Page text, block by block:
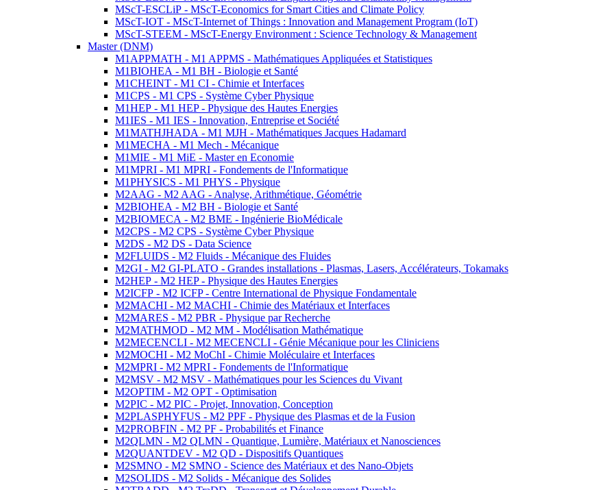
MScT-ESCLiP - MScT-Economics for Smart Cities and Climate Policy
MScT-IOT - MScT-Internet of Things : Innovation and Management Program (IoT)
MScT-STEEM - MScT-Energy Environment : Science Technology & Management
Master (DNM)
M1APPMATH - M1 APPMS - Mathématiques Appliquées et Statistiques
M1BIOHEA - M1 BH - Biologie et Santé
M1CHEINT - M1 CI - Chimie et Interfaces
M1CPS - M1 CPS - Système Cyber Physique
M1HEP - M1 HEP - Physique des Hautes Energies
M1IES - M1 IES - Innovation, Entreprise et Société
M1MATHJHADA - M1 MJH - Mathématiques Jacques Hadamard
M1MECHA - M1 Mech - Mécanique
M1MIE - M1 MiE - Master en Economie
M1MPRI - M1 MPRI - Fondements de l'Informatique
M1PHYSICS - M1 PHYS - Physique
M2AAG - M2 AAG - Analyse, Arithmétique, Géométrie
M2BIOHEA - M2 BH - Biologie et Santé
M2BIOMECA - M2 BME - Ingénierie BioMédicale
M2CPS - M2 CPS - Système Cyber Physique
M2DS - M2 DS - Data Science
M2FLUIDS - M2 Fluids - Mécanique des Fluides
M2GI - M2 GI-PLATO - Grandes installations - Plasmas, Lasers, Accélérateurs, Tokamaks
M2HEP - M2 HEP - Physique des Hautes Energies
M2ICFP - M2 ICFP - Centre International de Physique Fondamentale
M2MACHI - M2 MACHI - Chimie des Matériaux et Interfaces
M2MARES - M2 PBR - Physique par Recherche
M2MATHMOD - M2 MM - Modélisation Mathématique
M2MECENCLI - M2 MECENCLI - Génie Mécanique pour les Cliniciens
M2MOCHI - M2 MoChI - Chimie Moléculaire et Interfaces
M2MPRI - M2 MPRI - Fondements de l'Informatique
M2MSV - M2 MSV - Mathématiques pour les Sciences du Vivant
M2OPTIM - M2 OPT - Optimisation
M2PIC - M2 PIC - Projet, Innovation, Conception
M2PLASPHYFUS - M2 PPF - Physique des Plasmas et de la Fusion
M2PROBFIN - M2 PF - Probabilités et Finance
M2QLMN - M2 QLMN - Quantique, Lumière, Matériaux et Nanosciences
M2QUANTDEV - M2 QD - Dispositifs Quantiques
M2SMNO - M2 SMNO - Science des Matériaux et des Nano-Objets
M2SOLIDS - M2 Solids - Mécanique des Solides